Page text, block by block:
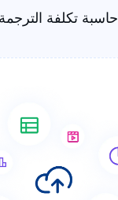
حاسبة تكلفة الترجمة